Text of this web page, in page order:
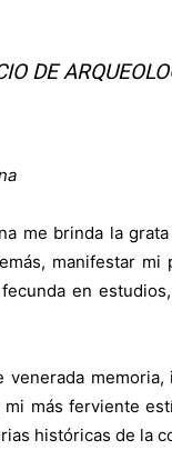
DE
me brinda la
manifestar mi
en
más ferviente
históricas de la